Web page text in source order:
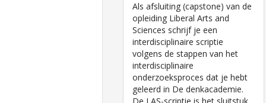
Als afsluiting (capstone) van de
opleiding Liberal Arts and
Sciences schrijf je een
interdisciplinaire scriptie
volgens de stappen van het
interdisciplinaire
onderzoeksproces dat je hebt
geleerd in De denkacademie.